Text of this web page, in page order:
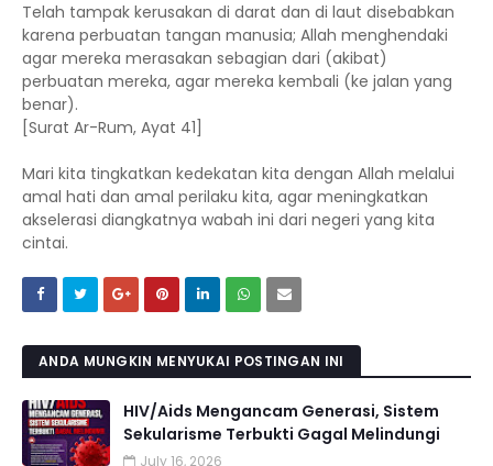
Telah tampak kerusakan di darat dan di laut disebabkan
karena perbuatan tangan manusia; Allah menghendaki
agar mereka merasakan sebagian dari (akibat)
perbuatan mereka, agar mereka kembali (ke jalan yang
benar).
[Surat Ar-Rum, Ayat 41]
Mari kita tingkatkan kedekatan kita dengan Allah melalui
amal hati dan amal perilaku kita, agar meningkatkan
akselerasi diangkatnya wabah ini dari negeri yang kita
cintai.
ANDA MUNGKIN MENYUKAI POSTINGAN INI
HIV/Aids Mengancam Generasi, Sistem
Sekularisme Terbukti Gagal Melindungi
July 16, 2026